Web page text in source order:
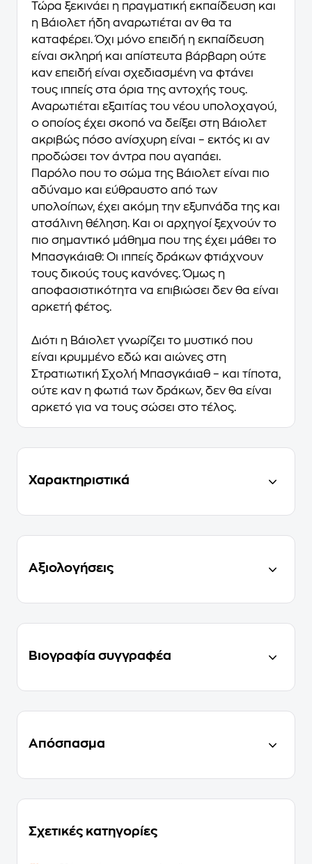
Τώρα ξεκινάει η πραγματική εκπαίδευση και
η Βάιολετ ήδη αναρωτιέται αν θα τα
καταφέρει. Όχι μόνο επειδή η εκπαίδευση
είναι σκληρή και απίστευτα βάρβαρη ούτε
καν επειδή είναι σχεδιασμένη να φτάνει
τους ιππείς στα όρια της αντοχής τους.
Αναρωτιέται εξαιτίας του νέου υπολοχαγού,
ο οποίος έχει σκοπό να δείξει στη Βάιολετ
ακριβώς πόσο ανίσχυρη είναι – εκτός κι αν
προδώσει τον άντρα που αγαπάει.
Παρόλο που το σώμα της Βάιολετ είναι πιο
αδύναμο και εύθραυστο από των
υπολοίπων, έχει ακόμη την εξυπνάδα της και
ατσάλινη θέληση. Και οι αρχηγοί ξεχνούν το
πιο σημαντικό μάθημα που της έχει μάθει το
Μπασγκάιαθ: Οι ιππείς δράκων φτιάχνουν
τους δικούς τους κανόνες. Όμως η
αποφασιστικότητα να επιβιώσει δεν θα είναι
αρκετή φέτος.
Διότι η Βάιολετ γνωρίζει το μυστικό που
είναι κρυμμένο εδώ και αιώνες στη
Στρατιωτική Σχολή Μπασγκάιαθ – και τίποτα,
ούτε καν η φωτιά των δράκων, δεν θα είναι
αρκετό για να τους σώσει στο τέλος.
Χαρακτηριστικά
Αξιολογήσεις
Βιογραφία συγγραφέα
Απόσπασμα
Σχετικές κατηγορίες